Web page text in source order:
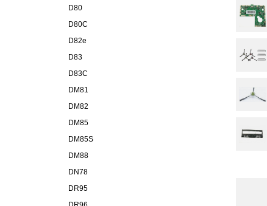
D80
D80C
D82e
D83
D83C
DM81
DM82
DM85
DM85S
DM88
DN78
DR95